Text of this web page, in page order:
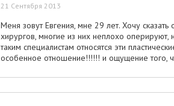
21 Сентября 2013
Меня зовут Евгения, мне 29 лет. Хочу
хирургов, многие из них неплохо оперируют,
таким специалистам относятся эти
особенное отношение!!!!!! и ощущение того,